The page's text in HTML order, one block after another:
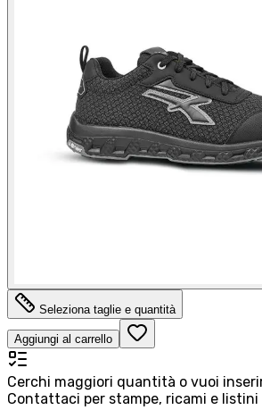
Seleziona taglie e quantità
Aggiungi al carrello
Cerchi maggiori quantità o vuoi
Contattaci per stampe, ricami e listini